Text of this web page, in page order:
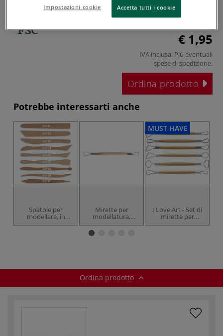
€ 1,95
IVA inclusa. Più eventuali
spese di spedizione.
Ordina prodotto
Potrebbe interessarti anche
Spatole per
modellare, in
legno di bosso
Mirette per
modellatura,
affilate
MUST HAVE
I Love Art - Set di
mirette per
modellare
Ordina prodotto
Impostazioni cookie Accetta tutti i cookie